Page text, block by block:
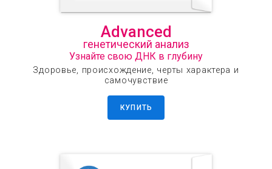
Advanced
генетический анализ
Узнайте свою ДНК в глубину
Здоровье, происхождение, черты характера и
самочувствие
КУПИТЬ